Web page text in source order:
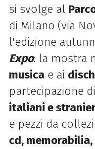
si svolge al
di Milano (via
l'edizione
Expo: la mostra
musicae ai
partecipazione
italiani e
e pezzi da
cd,